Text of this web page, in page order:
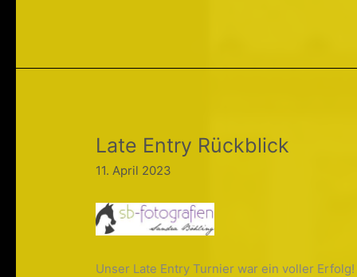
Late Entry Rückblick
11. April 2023
Unser Late Entry Turnier war ein voller